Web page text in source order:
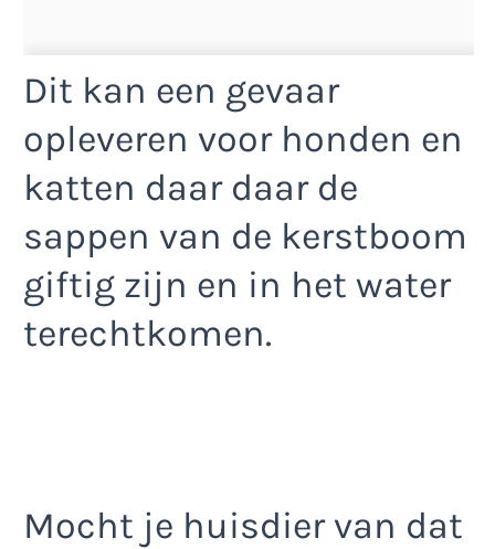
Dit kan een gevaar
opleveren voor honden en
katten daar daar de
sappen van de kerstboom
giftig zijn en in het water
terechtkomen.
Mocht je huisdier van dat